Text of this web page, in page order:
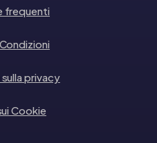
frequenti
privacy
Cookie